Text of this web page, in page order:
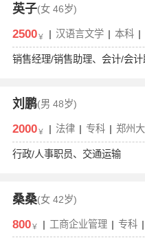
英子(女 46岁)
2500￥ | 汉语言文学 | 本科 |
销售经理/销售助理、会计/会
刘鹏(男 48岁)
2000￥ | 法律 | 专科 | 郑州
行政/人事职员、交通运输
桑桑(女 42岁)
800￥ | 工商企业管理 | 专科 |